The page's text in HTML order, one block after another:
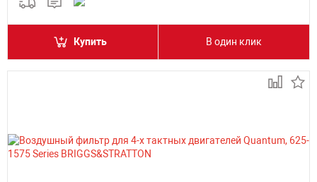
Купить В один клик